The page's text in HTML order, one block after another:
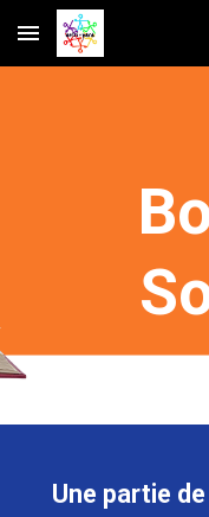
Skip to main content
Une partie